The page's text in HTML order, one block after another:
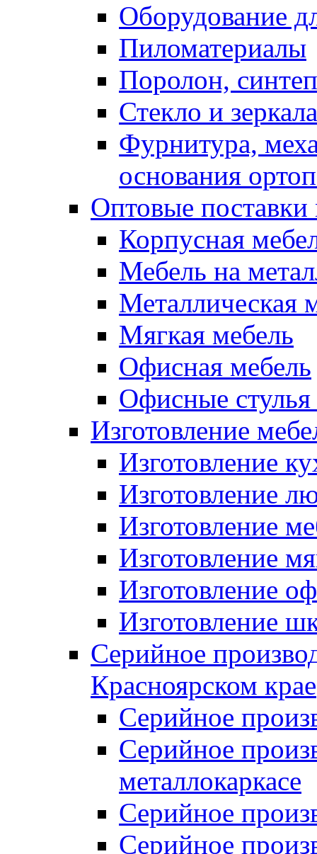
Оборудование
Пиломатериалы
Поролон,
Стекло и зеркала
Фурнитура,
основания
Оптовые поставки
Корпусная
Мебель на
Металлическая
Мягкая мебель
Офисная мебель
Офисные стулья
Изготовление
Изготовление
Изготовление
Изготовление
Изготовление
Изготовление
Изготовление
Серийное
Красноярском крае
Серийное
Серийное
металлокаркасе
Серийное
Серийное